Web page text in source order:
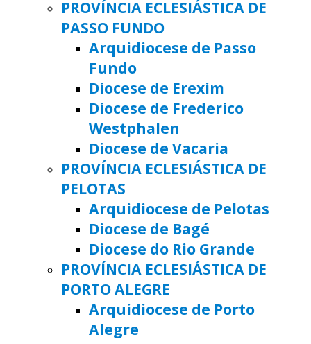
PROVÍNCIA ECLESIÁSTICA DE
PASSO FUNDO
Arquidiocese de Passo
Fundo
Diocese de Erexim
Diocese de Frederico
Westphalen
Diocese de Vacaria
PROVÍNCIA ECLESIÁSTICA DE
PELOTAS
Arquidiocese de Pelotas
Diocese de Bagé
Diocese do Rio Grande
PROVÍNCIA ECLESIÁSTICA DE
PORTO ALEGRE
Arquidiocese de Porto
Alegre